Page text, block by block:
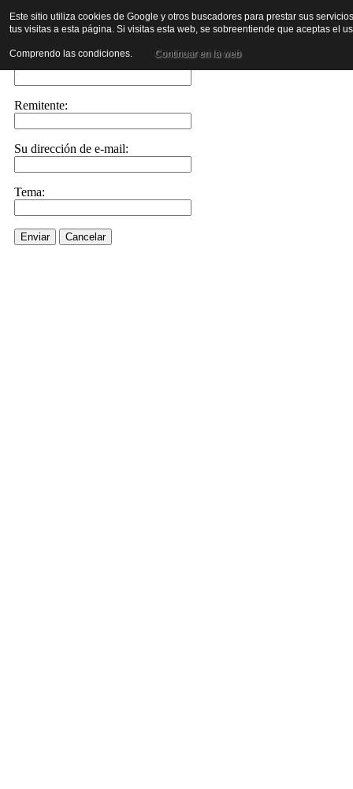
Enviar este enlace a un amigo por e-mail
Enviar e-mail a::
Remitente:
Su dirección de e-mail:
Tema:
Enviar Cancelar
Este sitio utiliza cookies de Google y otros buscadores para prestar sus
tus visitas a esta página. Si visitas esta web, se sobreentiende que aceptas el
Comprendo las condiciones. Continuar en la web